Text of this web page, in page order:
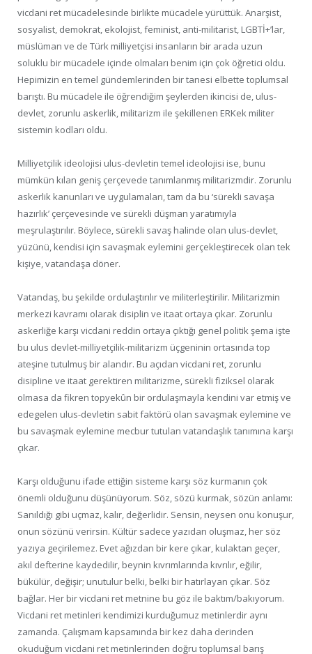
vicdani ret mücadelesinde birlikte mücadele yürüttük. Anarşist,
sosyalist, demokrat, ekolojist, feminist, anti-militarist, LGBTİ+’lar,
müslüman ve de Türk milliyetçisi insanların bir arada uzun
soluklu bir mücadele içinde olmaları benim için çok öğretici oldu.
Hepimizin en temel gündemlerinden bir tanesi elbette toplumsal
barıştı. Bu mücadele ile öğrendiğim şeylerden ikincisi de, ulus-
devlet, zorunlu askerlik, militarizm ile şekillenen ERKek militer
sistemin kodları oldu.
Milliyetçilik ideolojisi ulus-devletin temel ideolojisi ise, bunu
mümkün kılan geniş çerçevede tanımlanmış militarizmdir. Zorunlu
askerlik kanunları ve uygulamaları, tam da bu ‘sürekli savaşa
hazırlık’ çerçevesinde ve sürekli düşman yaratımıyla
meşrulaştırılır. Böylece, sürekli savaş halinde olan ulus-devlet,
yüzünü, kendisi için savaşmak eylemini gerçekleştirecek olan tek
kişiye, vatandaşa döner.
Vatandaş, bu şekilde ordulaştırılır ve militerleştirilir. Militarizmin
merkezi kavramı olarak disiplin ve itaat ortaya çıkar. Zorunlu
askerliğe karşı vicdani reddin ortaya çıktığı genel politik şema işte
bu ulus devlet-milliyetçilik-militarizm üçgeninin ortasında top
ateşine tutulmuş bir alandır. Bu açıdan vicdani ret, zorunlu
disipline ve itaat gerektiren militarizme, sürekli fiziksel olarak
olmasa da fikren topyekûn bir ordulaşmayla kendini var etmiş ve
edegelen ulus-devletin sabit faktörü olan savaşmak eylemine ve
bu savaşmak eylemine mecbur tutulan vatandaşlık tanımına karşı
çıkar.
Karşı olduğunu ifade ettiğin sisteme karşı söz kurmanın çok
önemli olduğunu düşünüyorum. Söz, sözü kurmak, sözün anlamı:
Sanıldığı gibi uçmaz, kalır, değerlidir. Sensin, neysen onu konuşur,
onun sözünü verirsin. Kültür sadece yazıdan oluşmaz, her söz
yazıya geçirilemez. Evet ağızdan bir kere çıkar, kulaktan geçer,
akıl defterine kaydedilir, beynin kıvrımlarında kıvrılır, eğilir,
bükülür, değişir; unutulur belki, belki bir hatırlayan çıkar. Söz
bağlar. Her bir vicdani ret metnine bu göz ile baktım/bakıyorum.
Vicdani ret metinleri kendimizi kurduğumuz metinlerdir aynı
zamanda. Çalışmam kapsamında bir kez daha derinden
okuduğum vicdani ret metinlerinden doğru toplumsal barış